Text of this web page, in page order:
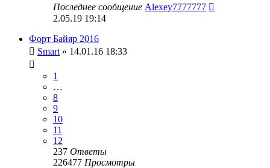
Последнее сообщение Alexey7777777
2.05.19 19:14
Форт Байяр 2016
Smart » 14.01.16 18:33
1
…
8
9
10
11
12
237 Ответы
226477 Просмотры